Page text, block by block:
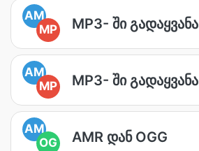
AM
MP
MP3- ში გადაყვანა
AM
MP
MP3- ში გადაყვანა
AM
OG
AMR დან OGG